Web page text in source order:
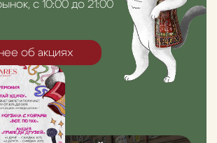
с 10:00 до 21:00
об акциях